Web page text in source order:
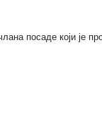
посаде који је